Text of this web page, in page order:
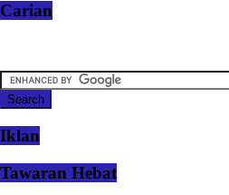
Carian
Iklan
Tawaran Hebat